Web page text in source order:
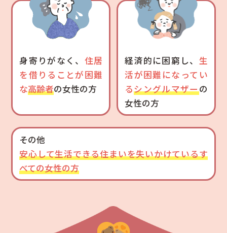
身寄りがなく、 住居
を借りることが困難
な高齢者の女性の方
経済的に困窮し、 生
活が困難になってい
るシングルマザーの
女性の方
その他
安心して生活できる住まいを失いかけているす
べての女性の方